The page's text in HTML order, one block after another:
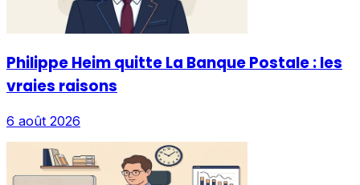
Philippe Heim quitte La Banque Postale : les
vraies raisons
6 août 2026